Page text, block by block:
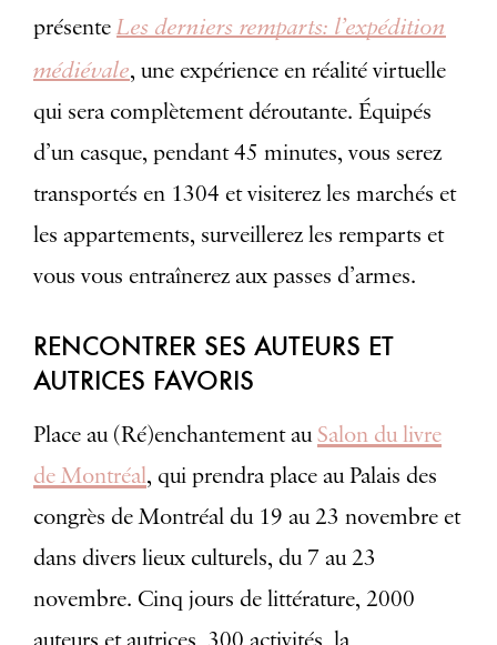
présente Les derniers remparts: l’expédition
médiévale, une expérience en réalité virtuelle
qui sera complètement déroutante. Équipés
d’un casque, pendant 45 minutes, vous serez
transportés en 1304 et visiterez les marchés et
les appartements, surveillerez les remparts et
vous vous entraînerez aux passes d’armes.
RENCONTRER SES AUTEURS ET
AUTRICES FAVORIS
Place au (Ré)enchantement auSalon du livre
de Montréal, qui prendra place au Palais des
congrès de Montréal du 19 au 23 novembre et
dans divers lieux culturels, du 7 au 23
novembre. Cinq jours de littérature, 2000